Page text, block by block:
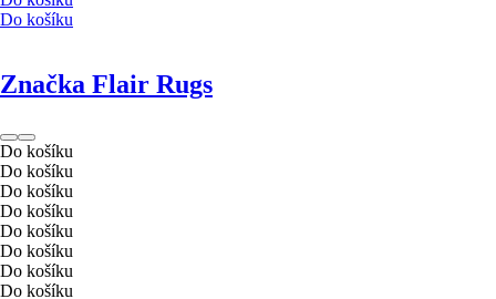
Do košíku
Značka Flair Rugs
Do košíku
Do košíku
Do košíku
Do košíku
Do košíku
Do košíku
Do košíku
Do košíku